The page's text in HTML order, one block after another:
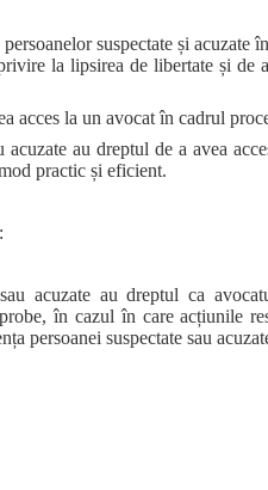
suspectate și
la lipsirea de libertate și de
la un avocat în cadrul
au dreptul de a avea
practic și eficient.
sau acuzate au dreptul ca
în cazul în care acțiunile
persoanei suspectate sau